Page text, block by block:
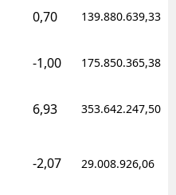
0,70 139.880.639,33
-1,00 175.850.365,38
6,93 353.642.247,50
-2,07 29.008.926,06